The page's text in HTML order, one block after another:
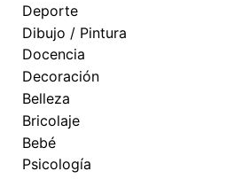
Deporte
Dibujo / Pintura
Docencia
Decoración
Belleza
Bricolaje
Bebé
Psicología